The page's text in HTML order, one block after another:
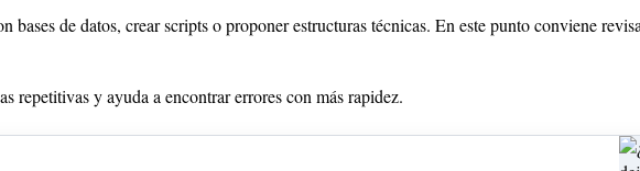
de datos, crear scripts o proponer estructuras técnicas. En este punto conviene
repetitivas y ayuda a encontrar errores con más rapidez.